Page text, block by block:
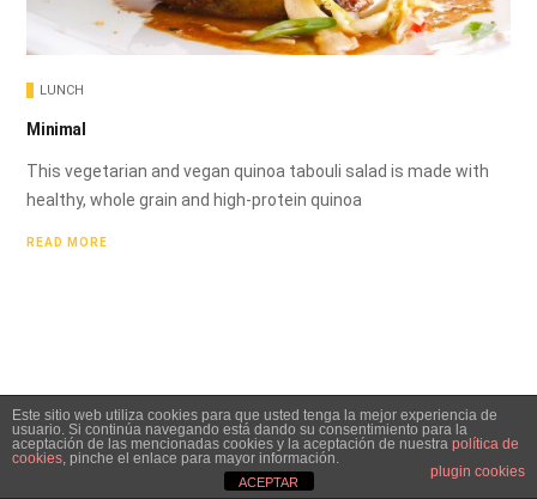
LUNCH
Minimal
This vegetarian and vegan quinoa tabouli salad is made with
healthy, whole grain and high-protein quinoa
READ MORE
Este sitio web utiliza cookies para que usted tenga la mejor experiencia de
usuario. Si continúa navegando está dando su consentimiento para la
aceptación de las mencionadas cookies y la aceptación de nuestra política de
cookies, pinche el enlace para mayor información.
plugin cookies
ACEPTAR